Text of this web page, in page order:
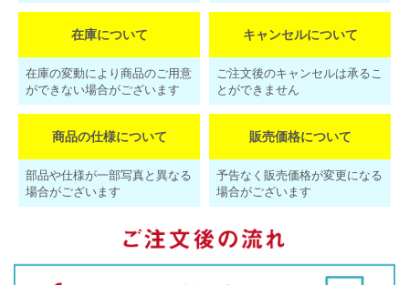
在庫について
在庫の変動により商品のご用意
ができない場合がございます
キャンセルについて
ご注文後のキャンセルは承るこ
とができません
商品の仕様について
部品や仕様が一部写真と異なる
場合がございます
販売価格について
予告なく販売価格が変更になる
場合がございます